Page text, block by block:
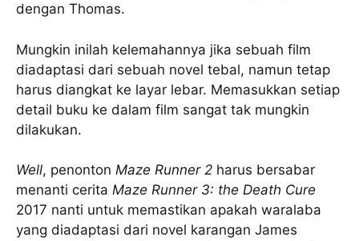
dengan Thomas.
Mungkin inilah kelemahannya jika sebuah film
diadaptasi dari sebuah novel tebal, namun tetap
harus diangkat ke layar lebar. Memasukkan setiap
detail buku ke dalam film sangat tak mungkin
dilakukan.
Well, penonton Maze Runner 2 harus bersabar
menanti cerita Maze Runner 3: the Death Cure
2017 nanti untuk memastikan apakah waralaba
yang diadaptasi dari novel karangan James